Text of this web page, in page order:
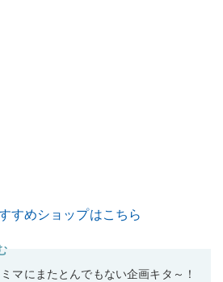
すすめショップはこちら
マにまたとんでもない企画キタ～！